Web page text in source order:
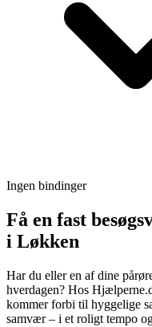
Ingen bindinger
Få en fast
i Løkken
Har du eller en af dine
hverdagen? Hos
kommer forbi til hyggelige
samvær – i et roligt tempo